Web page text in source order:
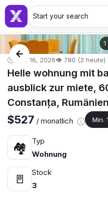
Start your search
1
🕒 Mär 16, 2026👁️ 780 (2 heute)
Helle wohnung mit
ausblick zur miete,
Constanța, Rumänien
$527 / monatlich Min.
🏘
Typ
Wohnung
🚪
Stock
3